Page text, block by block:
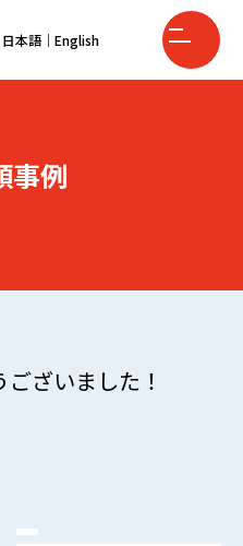
日本語 ｜ English
事例
ざいました！